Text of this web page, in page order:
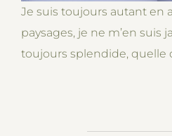
Je suis toujours autant en
paysages, je ne m’en suis
toujours splendide, quelle